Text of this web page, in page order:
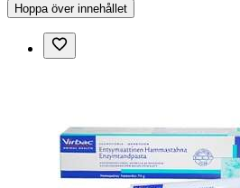
Hoppa över innehållet